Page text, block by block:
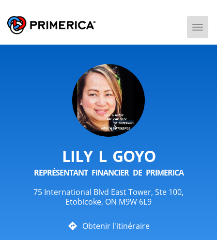
LILY L GOYO
REPRÉSENTANT FINANCIER DE PRIMERICA
75 International Blvd East Tower, Ste 100,
Etobicoke, ON M9W 6L9
Obtenir l'itinéraire